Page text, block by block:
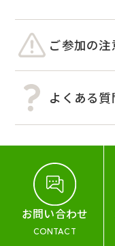
ご参加の注
よくある質
お問い合わせ
CONTACT